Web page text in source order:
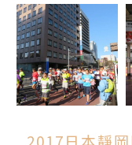
2017日本靜